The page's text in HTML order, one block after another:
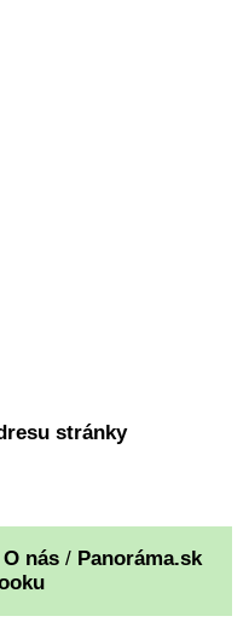
stránky
O nás/ Panoráma.sk